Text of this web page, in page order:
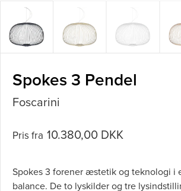
Spokes 3 Pendel
Foscarini
Pris fra 10.380,00 DKK
Spokes 3 forener æstetik og teknologi i
balance. De to lyskilder og tre